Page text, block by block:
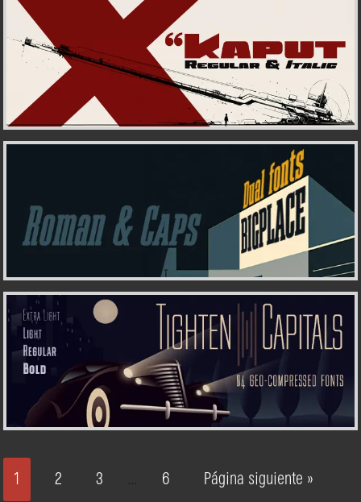
1 2 3 6 Página siguiente »